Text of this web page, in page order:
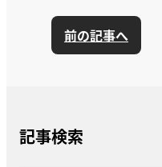
前の記事へ
記事検索